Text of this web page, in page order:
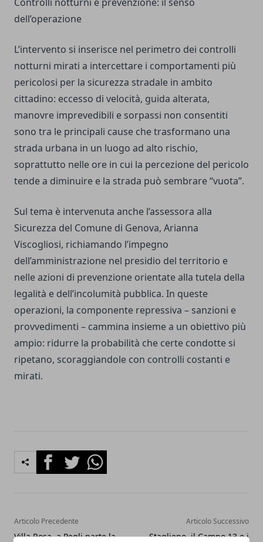
dell’operazione
L’intervento si inserisce nel perimetro dei controlli
notturni mirati a intercettare i comportamenti più
pericolosi per la sicurezza stradale in ambito
cittadino: eccesso di velocità, guida alterata,
manovre imprevedibili e sorpassi non consentiti
sono tra le principali cause che trasformano una
strada urbana in un luogo ad alto rischio,
soprattutto nelle ore in cui la percezione del pericolo
tende a diminuire e la strada può sembrare “vuota”.
Sul tema è intervenuta anche l’assessora alla
Sicurezza del Comune di Genova, Arianna
Viscogliosi, richiamando l’impegno
dell’amministrazione nel presidio del territorio e
nelle azioni di prevenzione orientate alla tutela della
legalità e dell’incolumità pubblica. In queste
operazioni, la componente repressiva – sanzioni e
provvedimenti – cammina insieme a un obiettivo più
ampio: ridurre la probabilità che certe condotte si
ripetano, scoraggiandole con controlli costanti e
mirati.
FacebookTwitterWhatsapp
Articolo Precedente
Villa Rosa, a Pegli parte la
Articolo Successivo
Staglieno, il Campo 13 e i